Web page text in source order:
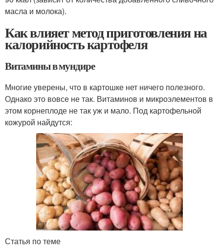
масла и молока).
Как влияет метод приготовления на
калорийность картофеля
Витамины в мундире
Многие уверены, что в картошке нет ничего полезного.
Однако это вовсе не так. Витаминов и микроэлементов в
этом корнеплоде не так уж и мало. Под картофельной
кожурой найдутся:
Статья по теме